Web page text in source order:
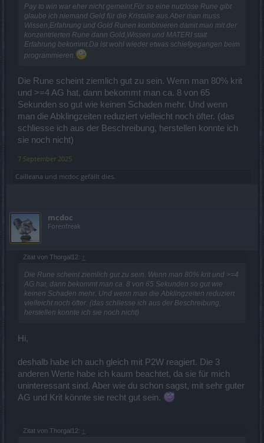
Pay to win war eher nicht gemeint.Für so eine nutzlose Rune gibt
glaube ich niemand Geld für die Kristalle aus.Aber man muss
Wissen,Erfahrung und Gold Runen kombinieren damit man mit der
konzentrierten Rune dann Gold,Wissen und MATERI statt
Erfahrung bekommt.Da ist wohl wieder etwas schiefgegangen beim
programmieren.
Die Rune scheint ziemlich gut zu sein. Wenn man 80% krit
und >=4 AG hat, dann bekommt man ca. 8 von 65
Sekunden so gut wie keinen Schaden mehr. Und wenn
man die Abklingzeiten reduziert vielleicht noch öfter. (das
schliesse ich aus der Beschreibung, herstellen konnte ich
sie noch nicht)
7 September 2025
Cailleana und mcdoc gefällt dies.
mcdoc
Forenfreak
Zitat von Thorgal12: ↑
Die Rune scheint ziemlich gut zu sein. Wenn man 80% krit und >=4
AG hat, dann bekommt man ca. 8 von 65 Sekunden so gut wie
keinen Schaden mehr. Und wenn man die Abklingzeiten reduziert
vielleicht noch öfter. (das schliesse ich aus der Beschreibung,
herstellen konnte ich sie noch nicht)
Hi,
deshalb habe ich auch gleich mit P2W reagiert. Die 3
anderen Werte habe ich kaum beachtet, da sie für mich
uninteressant sind. Aber wie du schon sagst, mit sehr guter
AG und Krit könnte sie recht gut sein.
Zitat von Thorgal12: ↑